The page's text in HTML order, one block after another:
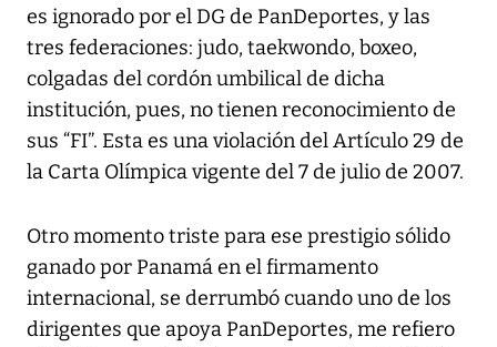
es ignorado por el DG de PanDeportes, y las
tres federaciones: judo, taekwondo, boxeo,
colgadas del cordón umbilical de dicha
institución, pues, no tienen reconocimiento de
sus “FI”. Esta es una violación del Artículo 29 de
la Carta Olímpica vigente del 7 de julio de 2007.
Otro momento triste para ese prestigio sólido
ganado por Panamá en el firmamento
internacional, se derrumbó cuando uno de los
dirigentes que apoya PanDeportes, me refiero